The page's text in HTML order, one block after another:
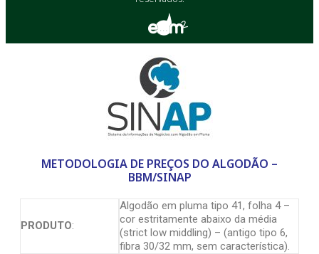
METODOLOGIA DE PREÇOS DO ALGODÃO –
BBM/SINAP
PRODUTO:
Algodão em pluma tipo 41, folha 4 –
cor estritamente abaixo da média
(strict low middling) – (antigo tipo 6,
fibra 30/32 mm, sem característica).